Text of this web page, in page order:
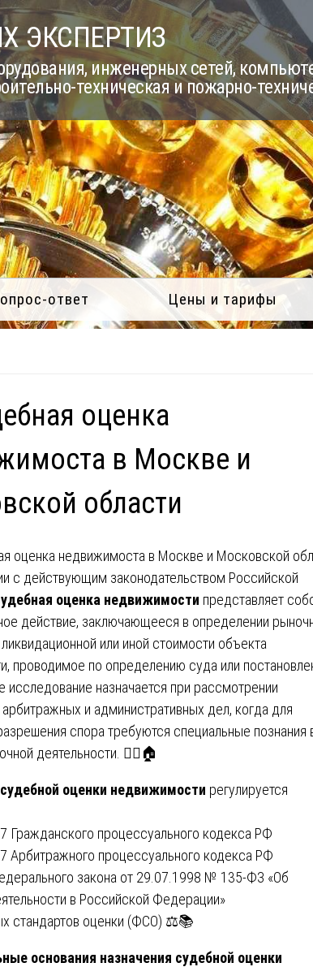
ЭКСПЕРТИЗ
инженерных сетей,
техническая и пожарно-
ответ Цены и тарифы
оценка
в Москве и
области
с действующим законодательством Российской
оценка недвижимости представляет
действие, заключающееся в определении
или иной стоимости объекта
проводимое по определению суда или
исследование назначается при рассмотрении
и административных дел, когда для
спора требуются специальные познания
деятельности. 👨‍⚖️🏠
оценки недвижимости регулируется
Гражданского процессуального кодекса РФ
Арбитражного процессуального кодекса РФ
закона от 29.07.1998 № 135-ФЗ «Об
в Российской Федерации»
стандартов оценки (ФСО) ⚖️📚
основания назначения судебной оценки